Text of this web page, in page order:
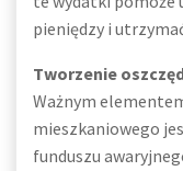
pieniędzy i
Tworzenie
Ważnym
mieszkaniowego
funduszu